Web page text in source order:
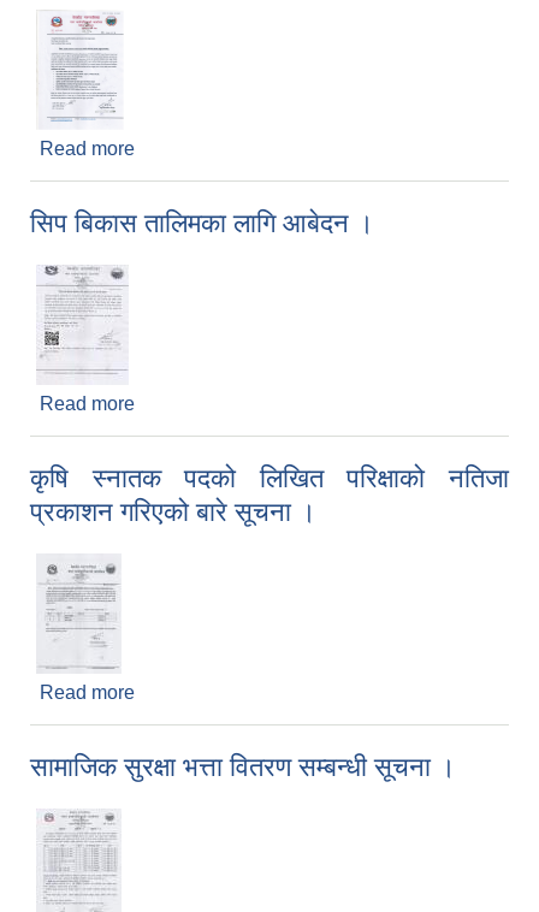
Read more
सिप बिकास तालिमका लागि आबेदन ।
Read more
कृषि स्नातक पदको लिखित परिक्षाको नतिजा
प्रकाशन गरिएको बारे सूचना ।
Read more
सामाजिक सुरक्षा भत्ता वितरण सम्बन्धी सूचना ।